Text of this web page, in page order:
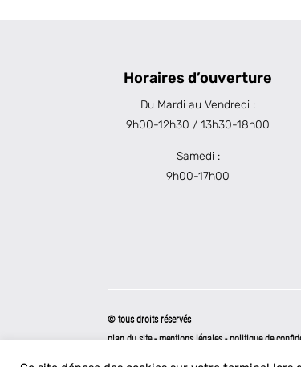
Horaires d’ouverture
Du Mardi au Vendredi :
9h00-12h30 / 13h30-18h00
Samedi :
9h00-17h00
© tous droits réservés
plan du site-mentions légales-politique de